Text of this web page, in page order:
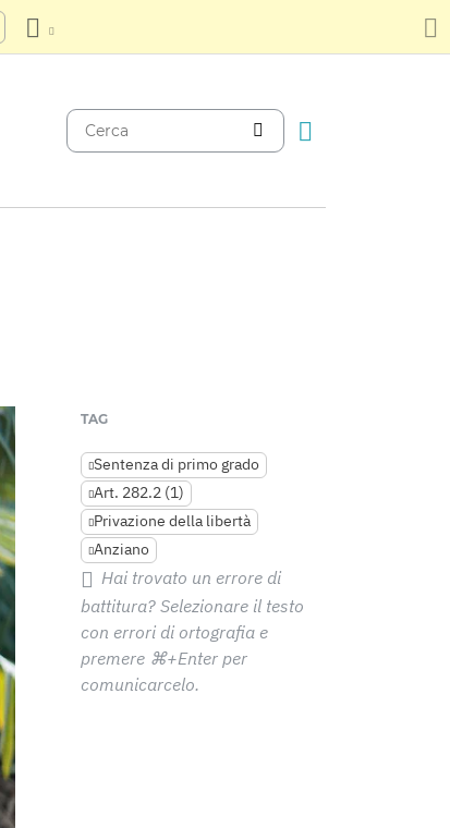
TAG
Sentenza di primo grado
Art. 282.2 (1)
Privazione della libertà
Anziano
Hai trovato un errore di
battitura? Selezionare il testo
con errori di ortografia e
premere ⌘+Enter per
comunicarcelo.